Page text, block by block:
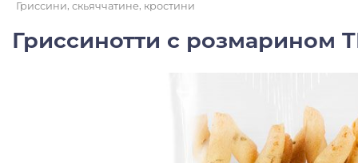
Гриссини, скьяччатине, кростини
Гриссинотти с розмарином